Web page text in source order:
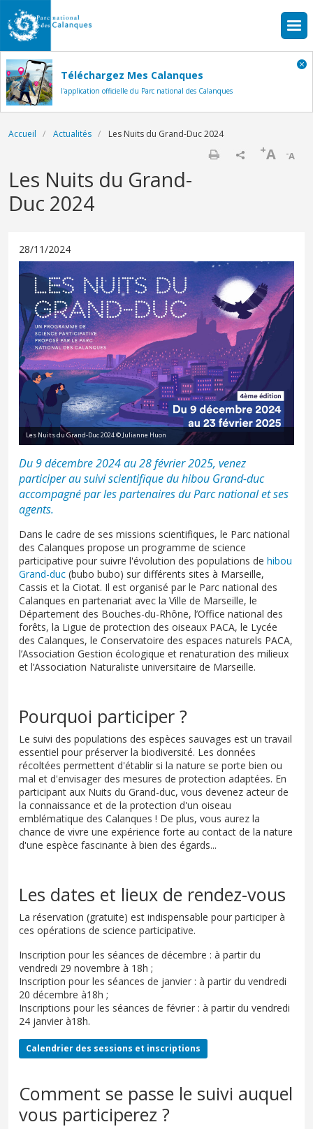
Aller au contenu principal
Téléchargez Mes Calanques
l'application officielle du Parc national des Calanques
Fil d'Ariane
Accueil Actualités Les Nuits du Grand-Duc 2024
-A
+A
Les Nuits du Grand-
Duc 2024
28/11/2024
Les Nuits du Grand-Duc 2024 © Julianne Huon
Du 9 décembre 2024 au 28 février 2025, venez
participer au suivi scientifique du hibou Grand-duc
accompagné par les partenaires du Parc national et ses
agents.
Dans le cadre de ses missions scientifiques, le Parc national
des Calanques propose un programme de science
participative pour suivre l'évolution des populations de hibou
Grand-duc (bubo bubo) sur différents sites à Marseille,
Cassis et la Ciotat. Il est organisé par le Parc national des
Calanques en partenariat avec la Ville de Marseille, le
Département des Bouches-du-Rhône, l’Office national des
forêts, la Ligue de protection des oiseaux PACA, le Lycée
des Calanques, le Conservatoire des espaces naturels PACA,
l’Association Gestion écologique et renaturation des milieux
et l’Association Naturaliste universitaire de Marseille.
Pourquoi participer ?
Le suivi des populations des espèces sauvages est un travail
essentiel pour préserver la biodiversité. Les données
récoltées permettent d'établir si la nature se porte bien ou
mal et d'envisager des mesures de protection adaptées. En
participant aux Nuits du Grand-duc, vous devenez acteur de
la connaissance et de la protection d'un oiseau
emblématique des Calanques ! De plus, vous aurez la
chance de vivre une expérience forte au contact de la nature
d'une espèce fascinante à bien des égards...
Les dates et lieux de rendez-vous
La réservation (gratuite) est indispensable pour participer à
ces opérations de science participative.
Inscription pour les séances de décembre : à partir du
vendredi 29 novembre à 18h ;
Inscription pour les séances de janvier : à partir du vendredi
20 décembre à18h ;
Inscriptions pour les séances de février : à partir du vendredi
24 janvier à18h.
Calendrier des sessions et inscriptions
Comment se passe le suivi auquel
vous participerez ?